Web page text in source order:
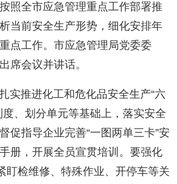
照全市应急管理重点工作部署推
当前安全生产形势，细化安排年
点工作。市应急管理局党委委
席会议并讲话。
推进化工和危化品安全生产“六
度、划分单元等基础上，落实安全
促指导企业完善“一图两单三卡”安
册，开展全员宣贯培训。要强化
盯检维修、特殊作业、开停车等关